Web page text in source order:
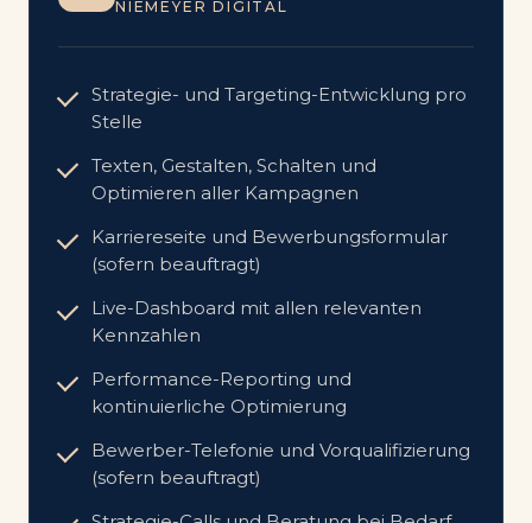
NIEMEYER DIGITAL
Strategie- und Targeting-Entwicklung pro
Stelle
Texten, Gestalten, Schalten und
Optimieren aller Kampagnen
Karriereseite und Bewerbungsformular
(sofern beauftragt)
Live-Dashboard mit allen relevanten
Kennzahlen
Performance-Reporting und
kontinuierliche Optimierung
Bewerber-Telefonie und Vorqualifizierung
(sofern beauftragt)